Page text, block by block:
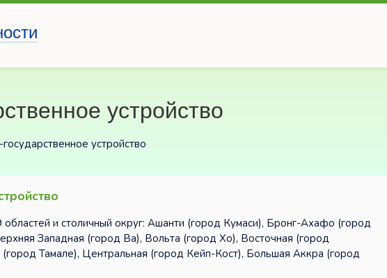
устройство
устройство
и столичный округ: Ашанти (город Кумаси), Бронг-Ахафо (город
Западная (город Ва), Вольта (город Хо), Восточная (город
Тамале), Центральная (город Кейп-Кост), Большая Аккра (город